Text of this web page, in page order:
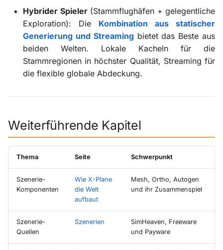
Hybrider Spieler(Stammflughäfen + gelegentliche
Exploration): Die Kombination aus statischer
Generierung und Streamingbietet das Beste aus
beiden Welten. Lokale Kacheln für die
Stammregionen in höchster Qualität, Streaming für
die flexible globale Abdeckung.
Weiterführende Kapitel
Thema Seite Schwerpunkt
Szenerie-
Komponenten
Wie X-Plane
die Welt
aufbaut
Mesh, Ortho, Autogen
und ihr Zusammenspiel
Szenerie-
Quellen
Szenerien
SimHeaven, Freeware
und Payware